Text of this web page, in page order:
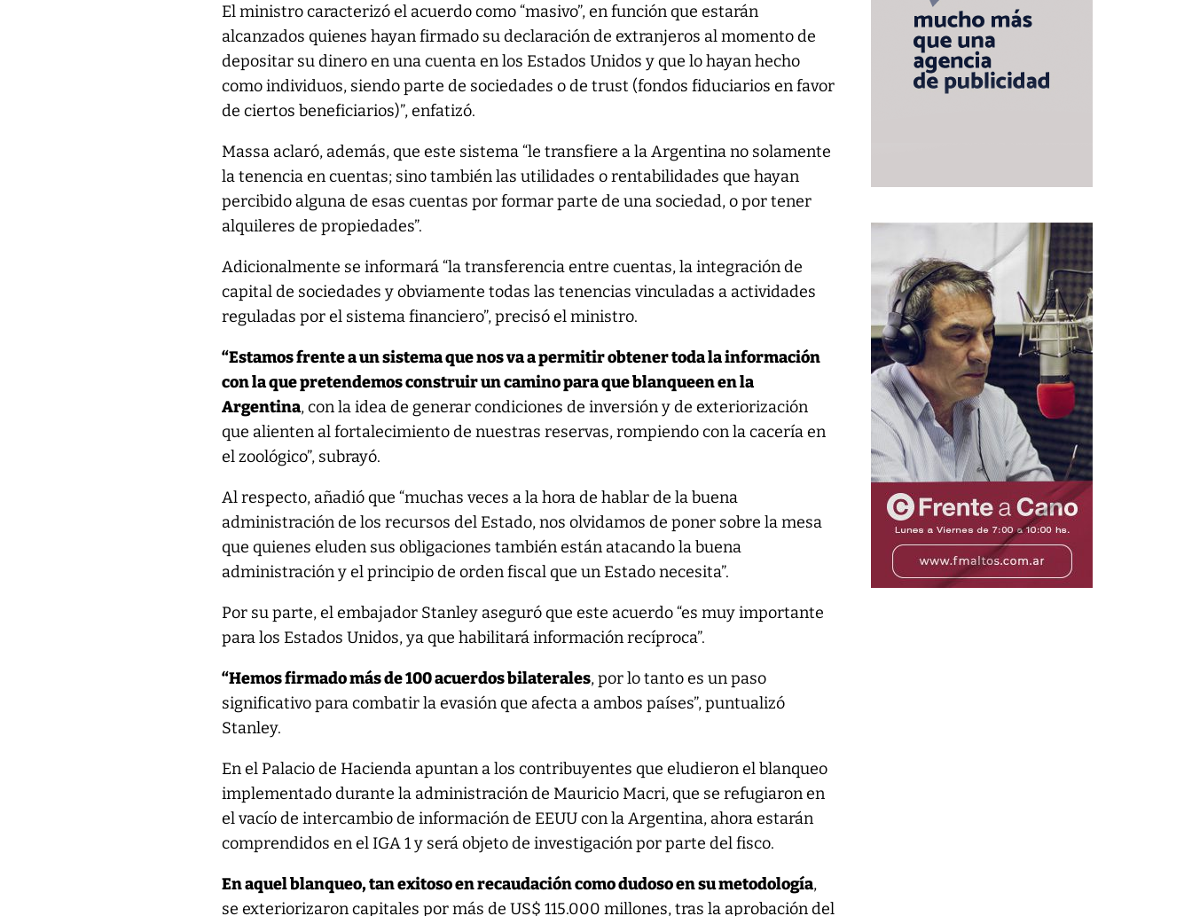
El ministro caracterizó el acuerdo como “masivo”, en función que estarán
alcanzados quienes hayan firmado su declaración de extranjeros al momento de
depositar su dinero en una cuenta en los Estados Unidos y que lo hayan hecho
como individuos, siendo parte de sociedades o de trust (fondos fiduciarios en favor
de ciertos beneficiarios)”, enfatizó.
Massa aclaró, además, que este sistema “le transfiere a la Argentina no solamente
la tenencia en cuentas; sino también las utilidades o rentabilidades que hayan
percibido alguna de esas cuentas por formar parte de una sociedad, o por tener
alquileres de propiedades”.
Adicionalmente se informará “la transferencia entre cuentas, la integración de
capital de sociedades y obviamente todas las tenencias vinculadas a actividades
reguladas por el sistema financiero”, precisó el ministro.
“Estamos frente a un sistema que nos va a permitir obtener toda la información
con la que pretendemos construir un camino para que blanqueen en la
Argentina, con la idea de generar condiciones de inversión y de exteriorización
que alienten al fortalecimiento de nuestras reservas, rompiendo con la cacería en
el zoológico”, subrayó.
Al respecto, añadió que “muchas veces a la hora de hablar de la buena
administración de los recursos del Estado, nos olvidamos de poner sobre la mesa
que quienes eluden sus obligaciones también están atacando la buena
administración y el principio de orden fiscal que un Estado necesita”.
Por su parte, el embajador Stanley aseguró que este acuerdo “es muy importante
para los Estados Unidos, ya que habilitará información recíproca”.
“Hemos firmado más de 100 acuerdos bilaterales, por lo tanto es un paso
significativo para combatir la evasión que afecta a ambos países”, puntualizó
Stanley.
En el Palacio de Hacienda apuntan a los contribuyentes que eludieron el blanqueo
implementado durante la administración de Mauricio Macri, que se refugiaron en
el vacío de intercambio de información de EEUU con la Argentina, ahora estarán
comprendidos en el IGA 1 y será objeto de investigación por parte del fisco.
En aquel blanqueo, tan exitoso en recaudación como dudoso en su metodología,
se exteriorizaron capitales por más de US$ 115.000 millones, tras la aprobación del